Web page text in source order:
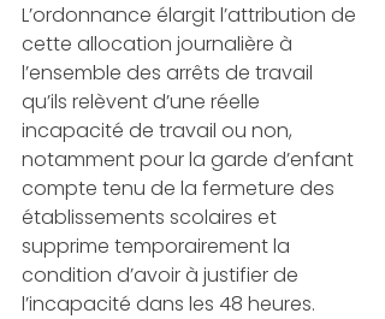
L’ordonnance élargit l’attribution de
cette allocation journalière à
l’ensemble des arrêts de travail
qu’ils relèvent d’une réelle
incapacité de travail ou non,
notamment pour la garde d’enfant
compte tenu de la fermeture des
établissements scolaires et
supprime temporairement la
condition d’avoir à justifier de
l’incapacité dans les 48 heures.